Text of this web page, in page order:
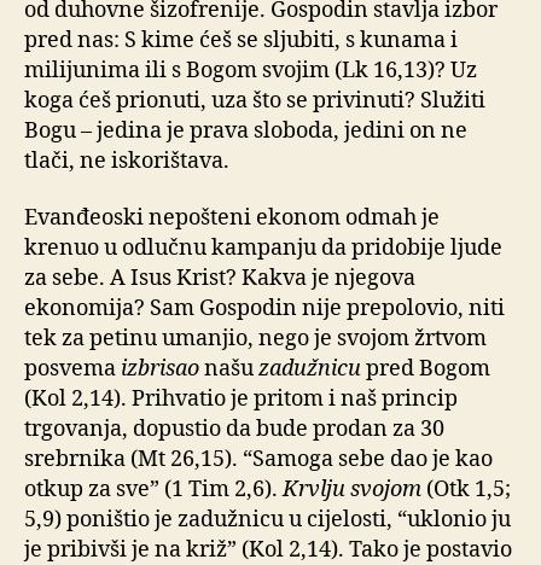
od duhovne šizofrenije. Gospodin stavlja izbor
pred nas: S kime ćeš se sljubiti, s kunama i
milijunima ili s Bogom svojim (Lk 16,13)? Uz
koga ćeš prionuti, uza što se privinuti? Služiti
Bogu – jedina je prava sloboda, jedini on ne
tlači, ne iskorištava.
Evanđeoski nepošteni ekonom odmah je
krenuo u odlučnu kampanju da pridobije ljude
za sebe. A Isus Krist? Kakva je njegova
ekonomija? Sam Gospodin nije prepolovio, niti
tek za petinu umanjio, nego je svojom žrtvom
posvema izbrisaonašuzadužnicupred Bogom
(Kol 2,14). Prihvatio je pritom i naš princip
trgovanja, dopustio da bude prodan za 30
srebrnika (Mt 26,15). “Samoga sebe dao je kao
otkup za sve” (1 Tim 2,6).Krvlju svojom (Otk 1,5;
5,9) poništio je zadužnicu u cijelosti, “uklonio ju
je pribivši je na križ” (Kol 2,14). Tako je postavio